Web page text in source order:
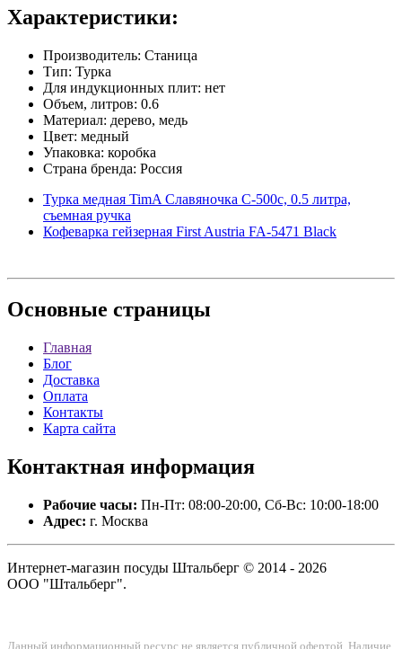
Характеристики:
Производитель: Станица
Тип: Турка
Для индукционных плит: нет
Объем, литров: 0.6
Материал: дерево, медь
Цвет: медный
Упаковка: коробка
Страна бренда: Россия
Турка медная TimA Славяночка С-500с, 0.5 литра,
съемная ручка
Кофеварка гейзерная First Austria FA-5471 Black
Основные страницы
Главная
Блог
Доставка
Оплата
Контакты
Карта сайта
Контактная информация
Рабочие часы: Пн-Пт: 08:00-20:00, Сб-Вс: 10:00-18:00
Адрес: г. Москва
Интернет-магазин посуды Штальберг © 2014 - 2026
ООО "Штальберг".
Данный информационный ресурс не является публичной офертой. Наличие